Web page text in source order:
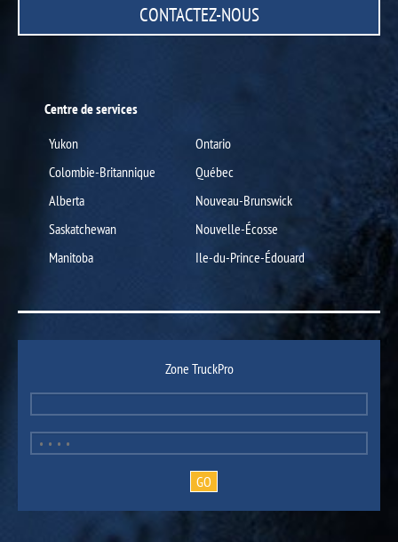
CONTACTEZ-NOUS
Centre de services
Yukon
Colombie-Britannique
Alberta
Saskatchewan
Manitoba
Ontario
Québec
Nouveau-Brunswick
Nouvelle-Écosse
Ile-du-Prince-Édouard
Zone TruckPro